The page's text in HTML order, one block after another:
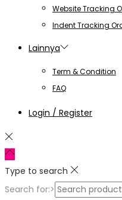
Website Tracking
Indent Tracking
Lainnya
Term & Condition
FAQ
Login / Register
Type to search
Search for:>